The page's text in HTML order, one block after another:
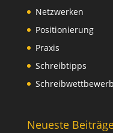
Netzwerken
Positionierung
Praxis
Schreibtipps
Neueste